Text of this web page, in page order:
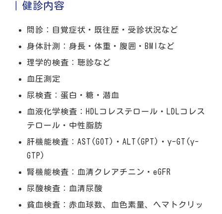
｜健診内容
問診：自覚症状・既往歴・受診状況など
身体計測：身長・体重・腹囲・BMIなど
理学的検査：聴診など
血圧測定
尿検査：蛋白・糖・潜血
血液化学検査：HDLコレステロール・LDLコレス
テロール・中性脂肪
肝機能検査：AST(GOT)・ALT(GPT)・γ-GT(γ-
GTP)
腎機能検査：血清クレアチニン・eGFR
尿酸検査：血清尿酸
貧血検査：赤血球数、血色素量、ヘマトクリッ